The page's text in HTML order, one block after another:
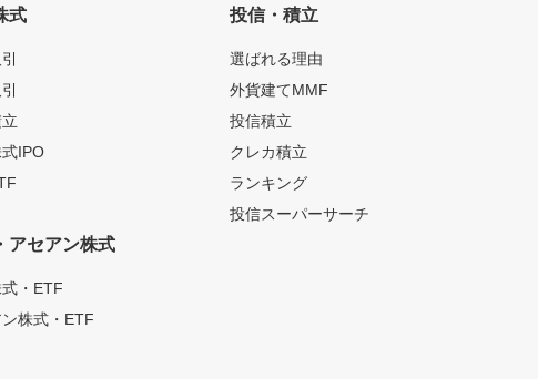
式
IPO
アセアン株式
・ETF
株式・ETF
投信・積立
選ばれる理由
外貨建てMMF
投信積立
クレカ積立
ランキング
投信スーパーサーチ